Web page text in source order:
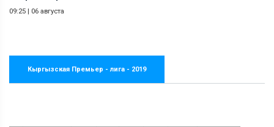
09:25 | 06 августа
Кыргызская Премьер - лига - 2019